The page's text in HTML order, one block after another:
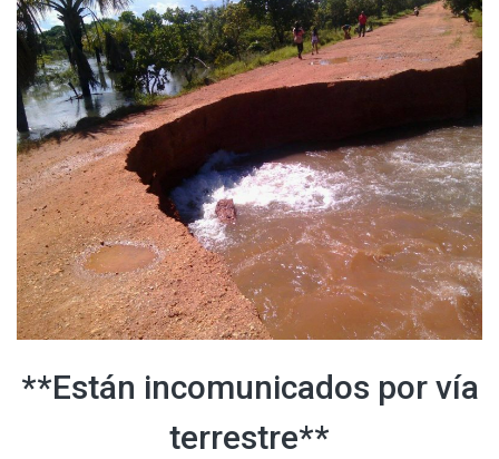
**Están incomunicados por vía
terrestre**